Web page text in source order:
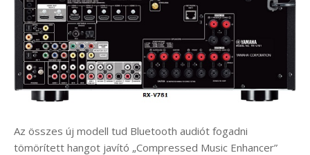
Az összes új modell tud Bluetooth audiót fogadni
tömörített hangot javító „Compressed Music Enhancer”